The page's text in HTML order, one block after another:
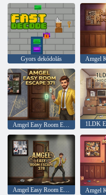
Gyors dekódolás
Amgel Easy Room Escape 378